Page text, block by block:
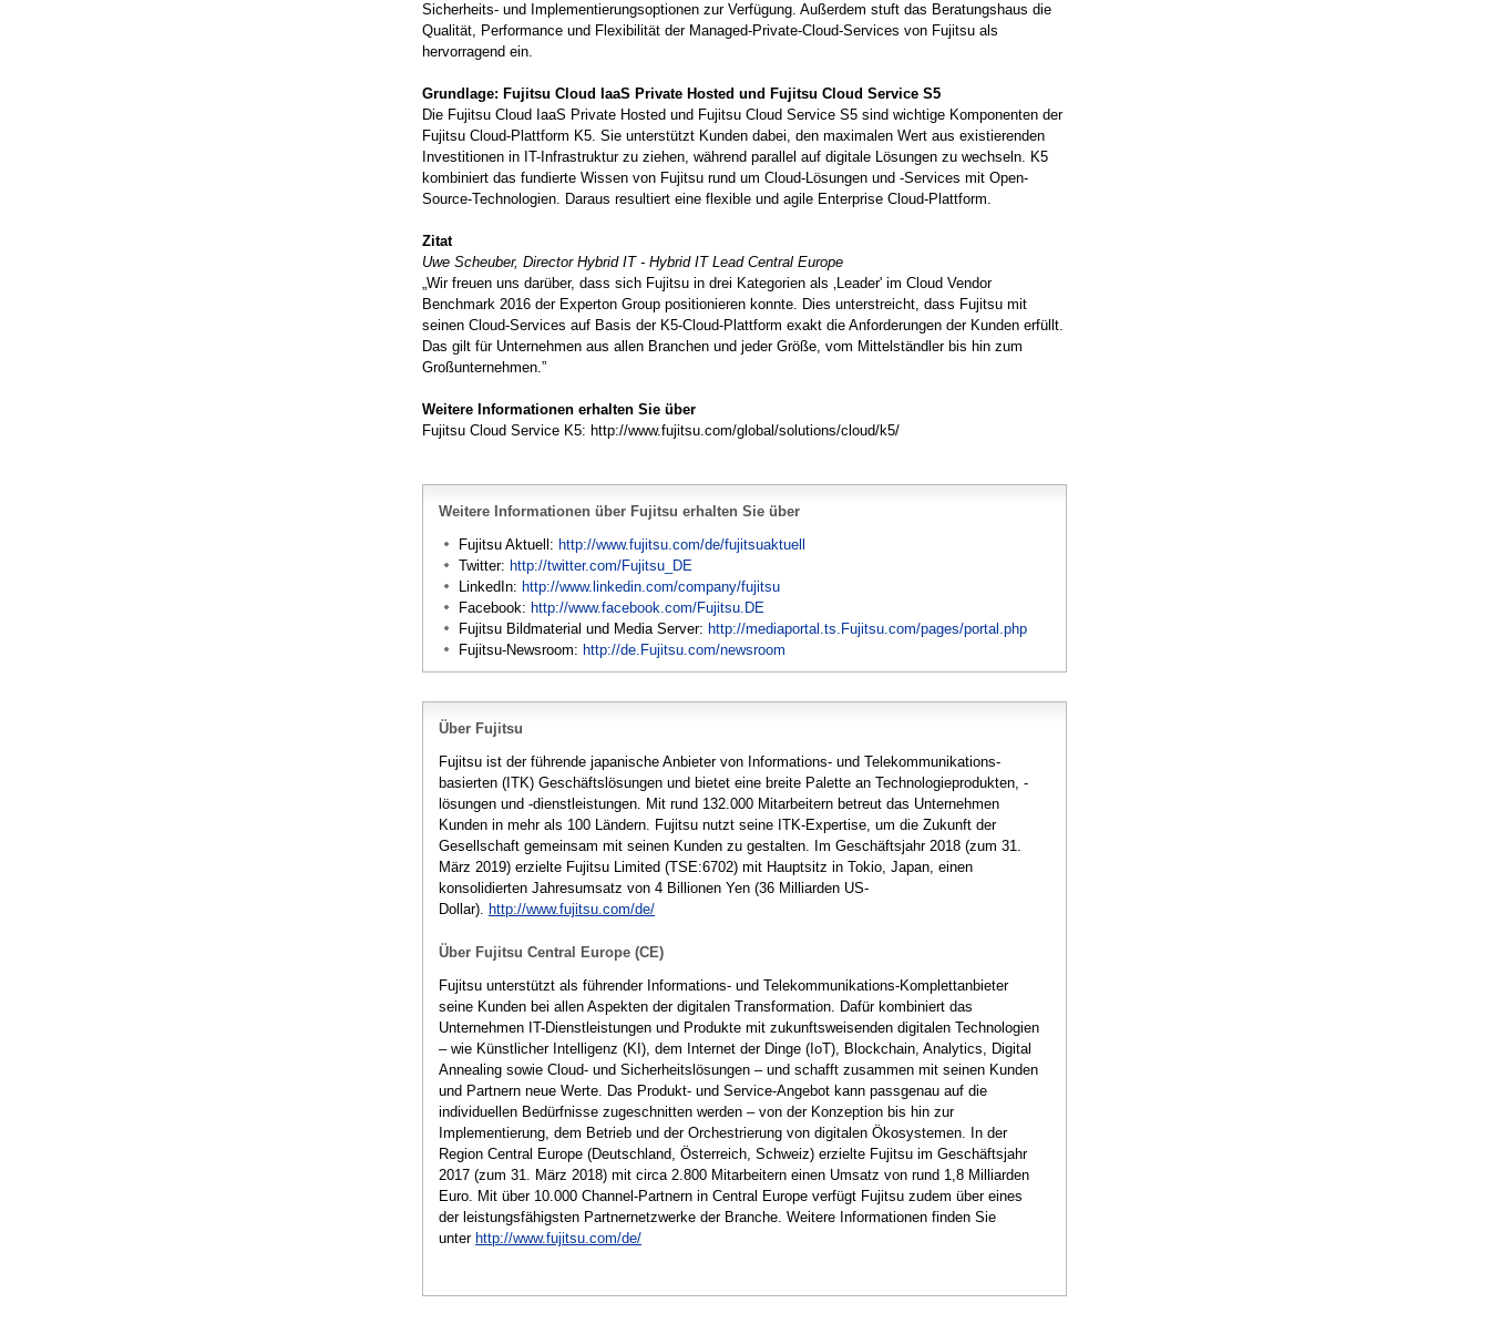
Sicherheits- und Implementierungsoptionen zur Verfügung. Außerdem stuft das Beratungshaus die
Qualität, Performance und Flexibilität der Managed-Private-Cloud-Services von Fujitsu als
hervorragend ein.
Grundlage: Fujitsu Cloud IaaS Private Hosted und Fujitsu Cloud Service S5
Die Fujitsu Cloud IaaS Private Hosted und Fujitsu Cloud Service S5 sind wichtige Komponenten der
Fujitsu Cloud-Plattform K5. Sie unterstützt Kunden dabei, den maximalen Wert aus existierenden
Investitionen in IT-Infrastruktur zu ziehen, während parallel auf digitale Lösungen zu wechseln. K5
kombiniert das fundierte Wissen von Fujitsu rund um Cloud-Lösungen und -Services mit Open-
Source-Technologien. Daraus resultiert eine flexible und agile Enterprise Cloud-Plattform.
Zitat
Uwe Scheuber, Director Hybrid IT - Hybrid IT Lead Central Europe
„Wir freuen uns darüber, dass sich Fujitsu in drei Kategorien als ‚Leader' im Cloud Vendor
Benchmark 2016 der Experton Group positionieren konnte. Dies unterstreicht, dass Fujitsu mit
seinen Cloud-Services auf Basis der K5-Cloud-Plattform exakt die Anforderungen der Kunden erfüllt.
Das gilt für Unternehmen aus allen Branchen und jeder Größe, vom Mittelständler bis hin zum
Großunternehmen.”
Weitere Informationen erhalten Sie über
Fujitsu Cloud Service K5: http://www.fujitsu.com/global/solutions/cloud/k5/
Weitere Informationen über Fujitsu erhalten Sie über
Fujitsu Aktuell: http://www.fujitsu.com/de/fujitsuaktuell
Twitter: http://twitter.com/Fujitsu_DE
LinkedIn: http://www.linkedin.com/company/fujitsu
Facebook: http://www.facebook.com/Fujitsu.DE
Fujitsu Bildmaterial und Media Server: http://mediaportal.ts.Fujitsu.com/pages/portal.php
Fujitsu-Newsroom: http://de.Fujitsu.com/newsroom
Über Fujitsu
Fujitsu ist der führende japanische Anbieter von Informations- und Telekommunikations-
basierten (ITK) Geschäftslösungen und bietet eine breite Palette an Technologieprodukten, -
lösungen und -dienstleistungen. Mit rund 132.000 Mitarbeitern betreut das Unternehmen
Kunden in mehr als 100 Ländern. Fujitsu nutzt seine ITK-Expertise, um die Zukunft der
Gesellschaft gemeinsam mit seinen Kunden zu gestalten. Im Geschäftsjahr 2018 (zum 31.
März 2019) erzielte Fujitsu Limited (TSE:6702) mit Hauptsitz in Tokio, Japan, einen
konsolidierten Jahresumsatz von 4 Billionen Yen (36 Milliarden US-
Dollar). http://www.fujitsu.com/de/
Über Fujitsu Central Europe (CE)
Fujitsu unterstützt als führender Informations- und Telekommunikations-Komplettanbieter
seine Kunden bei allen Aspekten der digitalen Transformation. Dafür kombiniert das
Unternehmen IT-Dienstleistungen und Produkte mit zukunftsweisenden digitalen Technologien
– wie Künstlicher Intelligenz (KI), dem Internet der Dinge (IoT), Blockchain, Analytics, Digital
Annealing sowie Cloud- und Sicherheitslösungen – und schafft zusammen mit seinen Kunden
und Partnern neue Werte. Das Produkt- und Service-Angebot kann passgenau auf die
individuellen Bedürfnisse zugeschnitten werden – von der Konzeption bis hin zur
Implementierung, dem Betrieb und der Orchestrierung von digitalen Ökosystemen. In der
Region Central Europe (Deutschland, Österreich, Schweiz) erzielte Fujitsu im Geschäftsjahr
2017 (zum 31. März 2018) mit circa 2.800 Mitarbeitern einen Umsatz von rund 1,8 Milliarden
Euro. Mit über 10.000 Channel-Partnern in Central Europe verfügt Fujitsu zudem über eines
der leistungsfähigsten Partnernetzwerke der Branche. Weitere Informationen finden Sie
unter http://www.fujitsu.com/de/